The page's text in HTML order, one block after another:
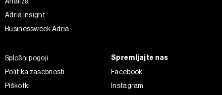
Adria Insight
Businessweek Adria
Splošni pogoji
Politika zasebnosti
Piškotki
Spremljajte nas
Facebook
Instagram